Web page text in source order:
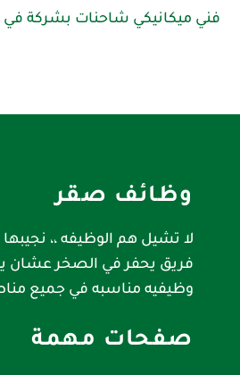
فني ميكانيكي شاحنات بشركة
وظائف صقر
لا تشيل هم الوظيفه ،،
فريق يحفر في الصخر عشان
وظيفيه مناسبه في جميع
صفحات مهمة